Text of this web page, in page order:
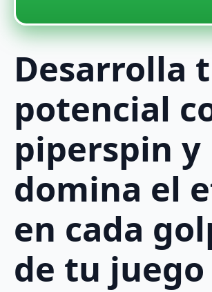
Desarrolla
potencial
piperspin y
domina el
en cada
de tu juego